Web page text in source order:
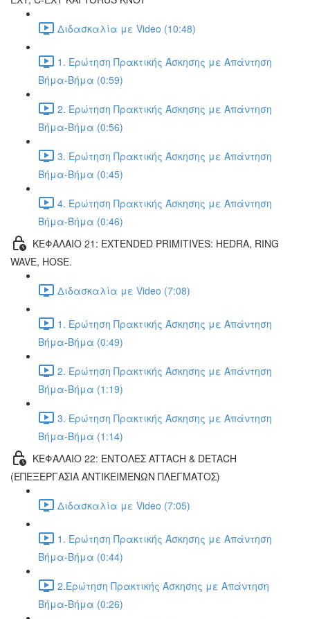
Διδασκαλία με Video (10:48)
1. Ερώτηση Πρακτικής Άσκησης με Απάντηση
Βήμα-Βήμα (0:59)
2. Ερώτηση Πρακτικής Άσκησης με Απάντηση
Βήμα-Βήμα (0:56)
3. Ερώτηση Πρακτικής Άσκησης με Απάντηση
Βήμα-Βήμα (0:45)
4. Ερώτηση Πρακτικής Άσκησης με Απάντηση
Βήμα-Βήμα (0:46)
ΚΕΦΑΛΑΙΟ 21: EXTENDED PRIMITIVES: HEDRA, RING
WAVE, HOSE.
Διδασκαλία με Video (7:08)
1. Ερώτηση Πρακτικής Άσκησης με Απάντηση
Βήμα-Βήμα (0:49)
2. Ερώτηση Πρακτικής Άσκησης με Απάντηση
Βήμα-Βήμα (1:19)
3. Ερώτηση Πρακτικής Άσκησης με Απάντηση
Βήμα-Βήμα (1:14)
ΚΕΦΑΛΑΙΟ 22: ΕΝΤΟΛΕΣ ATTACH & DETACH
(ΕΠΕΞΕΡΓΑΣΙΑ ΑΝΤΙΚΕΙΜΕΝΩΝ ΠΛΕΓΜΑΤΟΣ)
Διδασκαλία με Video (7:05)
1. Ερώτηση Πρακτικής Άσκησης με Απάντηση
Βήμα-Βήμα (0:44)
2.Ερώτηση Πρακτικής Άσκησης με Απάντηση
Βήμα-Βήμα (0:26)